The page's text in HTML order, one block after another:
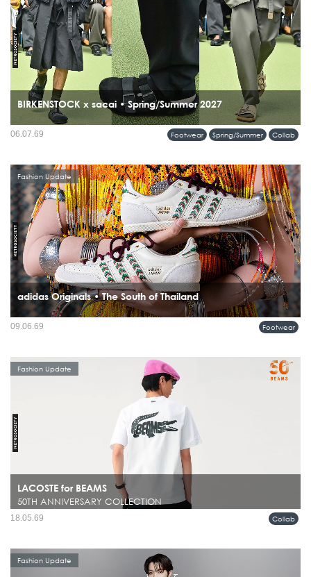
BIRKENSTOCK x sacai • Spring/Summer 2027
เปิดตัวความร่วมมือครั้งแรกบนรันเวย์ sacai Men’s Spring & Summer 2027
Collection กับคอลเลคชั่นที่นำรองเท้าระดับไอคอนของ BIRKENSTOCK มารื้อสร้าง
Footwear Spring/Summer Collab
06.07.69
adidas Originals • The South of Thailand
ภาคใต้ของประเทศไทยกำลังกลายเป็นแรงบันดาลใจบทใหม่ในโลกแฟชั่น เมื่อ adidas
Fashion Update
Footwear
09.06.69
LACOSTE for BEAMS
50TH ANNIVERSARY COLLECTION
ในโลกแฟชั่นผู้ชาย มีไม่กี่แบรนด์ที่สามารถรักษาคาแรกเตอร์ของตัวเองไว้ได้ชัดเจน
Fashion Update
Collab
18.05.69
Fashion Update